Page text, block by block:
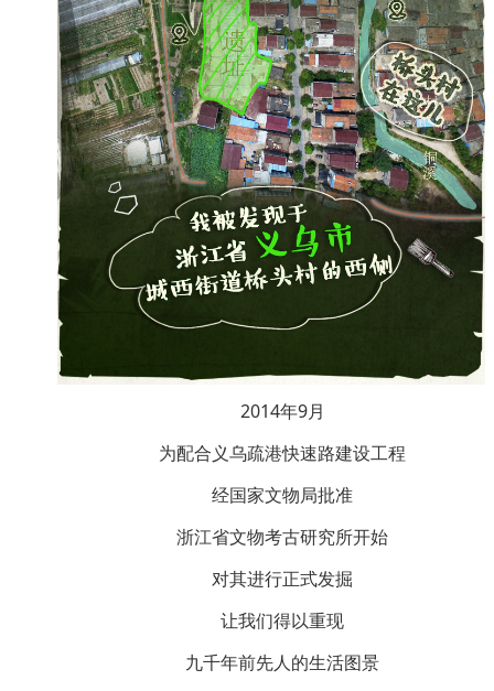
2014年9月
为配合义乌疏港快速路建设工程
经国家文物局批准
浙江省文物考古研究所开始
对其进行正式发掘
让我们得以重现
九千年前先人的生活图景